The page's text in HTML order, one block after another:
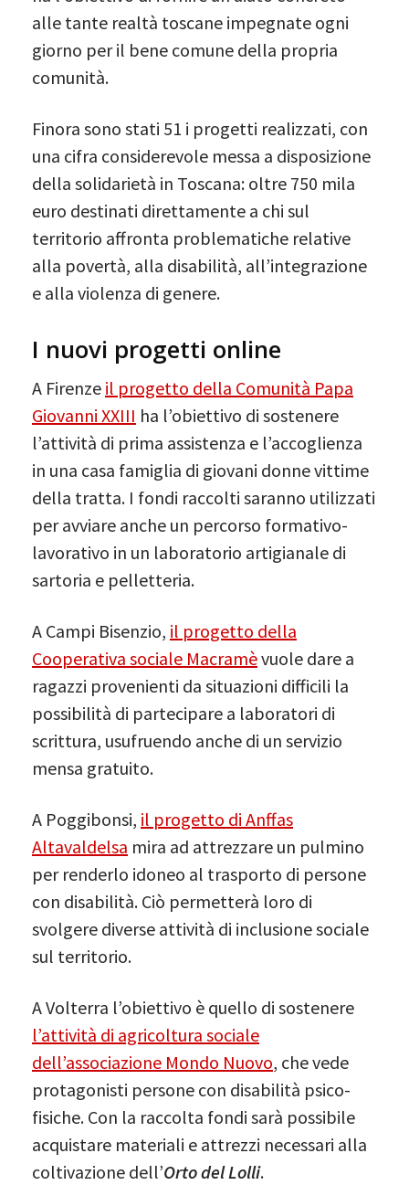
alle tante realtà toscane impegnate ogni
giorno per il bene comune della propria
comunità.
Finora sono stati 51 i progetti realizzati, con
una cifra considerevole messa a disposizione
della solidarietà in Toscana: oltre 750 mila
euro destinati direttamente a chi sul
territorio affronta problematiche relative
alla povertà, alla disabilità, all’integrazione
e alla violenza di genere.
I nuovi progetti online
A Firenze il progetto della Comunità Papa
Giovanni XXIII ha l’obiettivo di sostenere
l’attività di prima assistenza e l’accoglienza
in una casa famiglia di giovani donne vittime
della tratta. I fondi raccolti saranno utilizzati
per avviare anche un percorso formativo-
lavorativo in un laboratorio artigianale di
sartoria e pelletteria.
A Campi Bisenzio, il progetto della
Cooperativa sociale Macramèvuole dare a
ragazzi provenienti da situazioni difficili la
possibilità di partecipare a laboratori di
scrittura, usufruendo anche di un servizio
mensa gratuito.
A Poggibonsi, il progetto di Anffas
Altavaldelsa mira ad attrezzare un pulmino
per renderlo idoneo al trasporto di persone
con disabilità. Ciò permetterà loro di
svolgere diverse attività di inclusione sociale
sul territorio.
A Volterra l’obiettivo è quello di sostenere
l’attività di agricoltura sociale
dell’associazione Mondo Nuovo, che vede
protagonisti persone con disabilità psico-
fisiche. Con la raccolta fondi sarà possibile
acquistare materiali e attrezzi necessari alla
coltivazione dell’Orto del Lolli.